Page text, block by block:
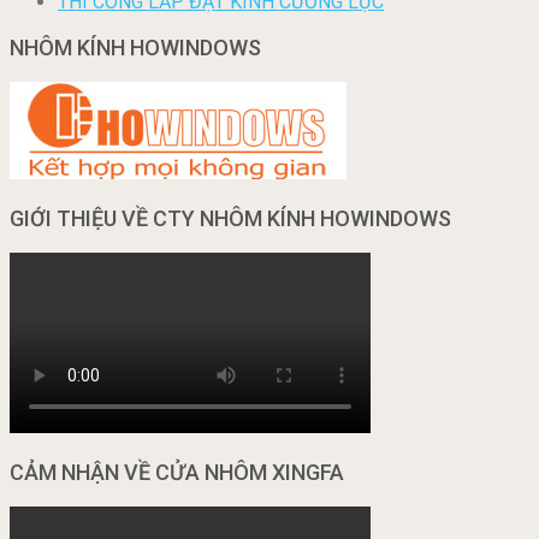
NHÔM KÍNH HOWINDOWS
GIỚI THIỆU VỀ CTY NHÔM KÍNH HOWINDOWS
CẢM NHẬN VỀ CỬA NHÔM XINGFA